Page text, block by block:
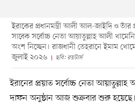
ইরাকের প্রধানমন্ত্রী আলী আল-জাইদি ও তাঁর
সাবেক সর্বোচ্চ নেতা আয়াতুল্লাহ আলী খামেনির
অংশ নিচ্ছেন। রাজধানী তেহরানে ইমাম
জুলাই ২০২৬
ছবি: রয়টার্স
ইরানের প্রয়াত সর্বোচ্চ নেতা
দাফন অনুষ্ঠান আজ শুক্রবার শুরু হয়েছে।